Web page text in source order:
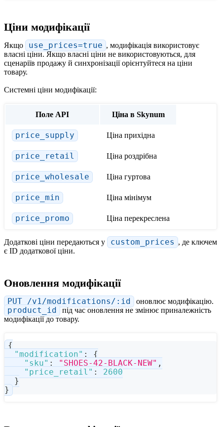
Ціни модифікації
Якщо use_prices=true , модифікація використовує
власні ціни. Якщо власні ціни не використовуються, для
сценаріїв продажу й синхронізації орієнтуйтеся на ціни
товару.
Системні ціни модифікації:
Поле API Ціна в Skynum
price_supply Ціна прихідна
price_retail Ціна роздрібна
price_wholesale Ціна гуртова
price_min Ціна мінімум
price_promo Ціна перекреслена
Додаткові ціни передаються у custom_prices , де ключем
є ID додаткової ціни.
Оновлення модифікації
PUT /v1/modifications/:id оновлює модифікацію.
product_id під час оновлення не змінює приналежність
модифікації до товару.
{
"modification" :
{
"sku" : "SHOES-42-BLACK-NEW" ,
"price_retail" :
2600
}
}